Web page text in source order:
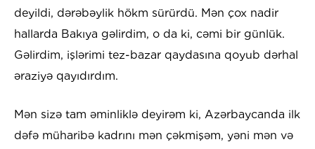
deyildi, dərəbəylik hökm sürürdü. Mən çox nadir
hallarda Bakıya gəlirdim, o da ki, cəmi bir günlük.
Gəlirdim, işlərimi tez-bazar qaydasına qoyub dərhal
əraziyə qayıdırdım.
Mən sizə tam əminliklə deyirəm ki, Azərbaycanda ilk
dəfə müharibə kadrını mən çəkmişəm, yəni mən və